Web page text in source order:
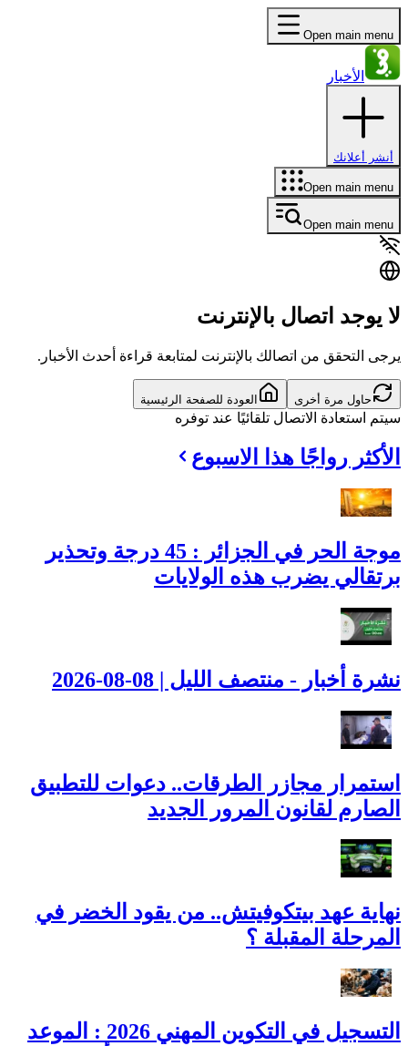
Open main menu
الأخبار
أنشر أعلانك
Open main menu
Open main menu
لا يوجد اتصال بالإنترنت
يرجى التحقق من اتصالك بالإنترنت لمتابعة قراءة أحدث الأخبار.
حاول مرة أخرى العودة للصفحة الرئيسية
سيتم استعادة الاتصال تلقائيًا عند توفره
الأكثر رواجًا هذا الاسبوع
موجة الحر في الجزائر : 45 درجة وتحذير
برتقالي يضرب هذه الولايات
نشرة أخبار - منتصف الليل | 08-08-2026
استمرار مجازر الطرقات.. دعوات للتطبيق
الصارم لقانون المرور الجديد
نهاية عهد بيتكوفيتش.. من يقود الخضر في
المرحلة المقبلة ؟
التسجيل في التكوين المهني 2026 : الموعد